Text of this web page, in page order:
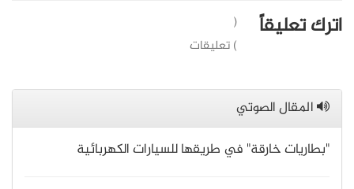
اترك تعليقاً
(
) تعليقات
المقال الصوتي
"بطاريات خارقة" في طريقها للسيارات الكهربائية